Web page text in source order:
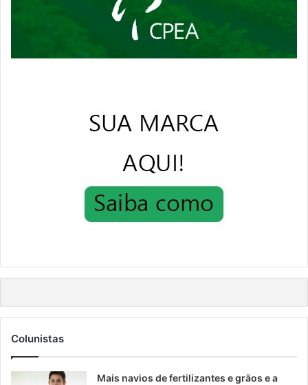
Colunistas
Mais navios de fertilizantes e grãos e a